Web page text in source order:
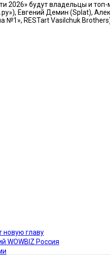
2026» будут владельцы и
Евгений Демин (Splat),
№1», RESTart Vasilchuk
новую главу
WOWBIZ Россия